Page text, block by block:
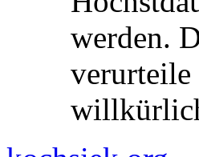
werden.
verurteile